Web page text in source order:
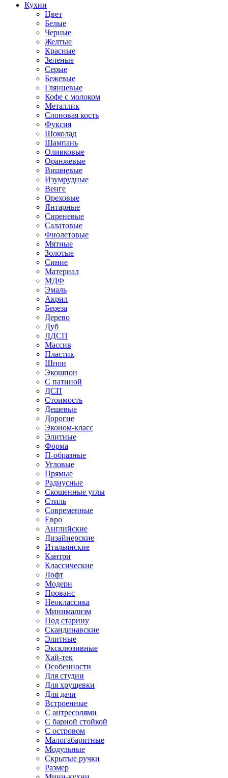
Кухни
Цвет
Белые
Черные
Желтые
Красные
Зеленые
Серые
Бежевые
Глянцевые
Кофе с молоком
Металлик
Слоновая кость
Фуксия
Шоколад
Шампань
Оливковые
Оранжевые
Вишневые
Изумрудные
Венге
Ореховые
Янтарные
Сиреневые
Салатовые
Фиолетовые
Мятные
Золотые
Синие
Материал
МДФ
Эмаль
Акрил
Береза
Дерево
Дуб
ЛДСП
Массив
Пластик
Шпон
Экошпон
С патиной
ДСП
Стоимость
Дешевые
Дорогие
Эконом-класс
Элитные
Форма
П-образные
Угловые
Прямые
Радиусные
Скошенные углы
Стиль
Современные
Евро
Английские
Дизайнерские
Итальянские
Кантри
Классические
Лофт
Модерн
Прованс
Неоклассика
Минимализм
Под старину
Скандинавские
Элитные
Эксклюзивные
Хай-тек
Особенности
Для студии
Для хрущевки
Для дачи
Встроенные
С антресолями
С барной стойкой
С островом
Малогабаритные
Модульные
Скрытые ручки
Размер